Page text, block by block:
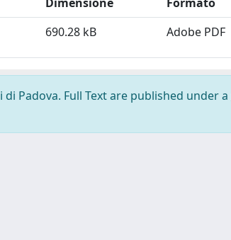
690.28 kB Adobe PDF
Padova. Full Text are published under a